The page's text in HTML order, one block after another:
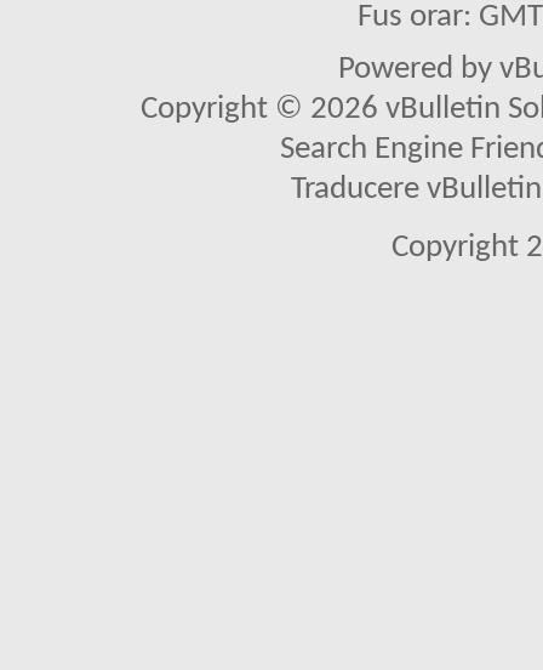
Fus orar:
Powered by
Copyright © 2026 vBulletin
Search Engine
Traducere
Copyright